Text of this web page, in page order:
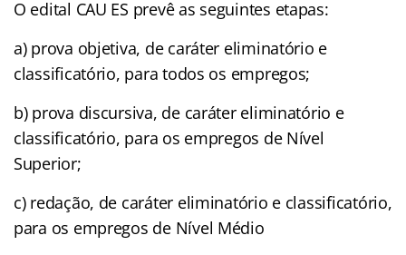
O edital CAU ES prevê as seguintes etapas:
a) prova objetiva, de caráter eliminatório e
classificatório, para todos os empregos;
b) prova discursiva, de caráter eliminatório e
classificatório, para os empregos de Nível
Superior;
c) redação, de caráter eliminatório e classificatório,
para os empregos de Nível Médio